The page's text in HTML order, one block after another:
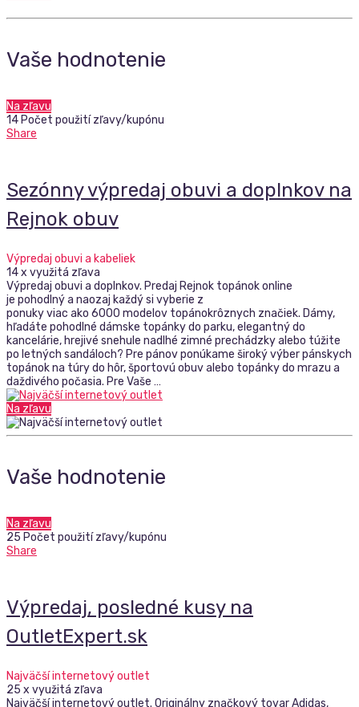
Vaše hodnotenie
Na zľavu
14 Počet použití zľavy/kupónu
Share
Sezónny výpredaj obuvi a doplnkov na
Rejnok obuv
Výpredaj obuvi a kabeliek
14 x využitá zľava
Výpredaj obuvi a doplnkov. Predaj Rejnok topánok online
je pohodlný a naozaj každý si vyberie z
ponuky viac ako 6000 modelov topánokrôznych značiek. Dámy,
hľadáte pohodlné dámske topánky do parku, elegantný do
kancelárie, hrejivé snehule nadlhé zimné prechádzky alebo túžite
po letných sandáloch? Pre pánov ponúkame široký výber pánskych
topánok na túry do hôr, športovú obuv alebo topánky do mrazu a
daždivého počasia. Pre Vaše …
Na zľavu
Vaše hodnotenie
Na zľavu
25 Počet použití zľavy/kupónu
Share
Výpredaj, posledné kusy na
OutletExpert.sk
Najväčší internetový outlet
25 x využitá zľava
Najväčší internetový outlet. Originálny značkový tovar Adidas,